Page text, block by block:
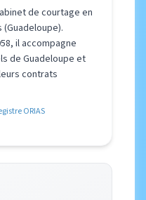
de courtage en
(Guadeloupe).
il accompagne
de Guadeloupe et
contrats
ORIAS